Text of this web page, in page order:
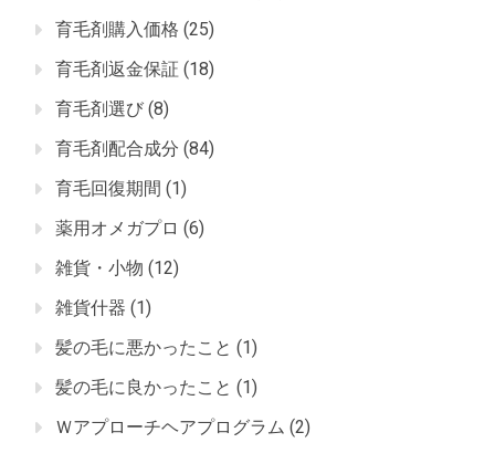
育毛剤購入価格 (25)
育毛剤返金保証 (18)
育毛剤選び (8)
育毛剤配合成分 (84)
育毛回復期間 (1)
薬用オメガプロ (6)
雑貨・小物 (12)
雑貨什器 (1)
髪の毛に悪かったこと (1)
髪の毛に良かったこと (1)
Ｗアプローチヘアプログラム (2)